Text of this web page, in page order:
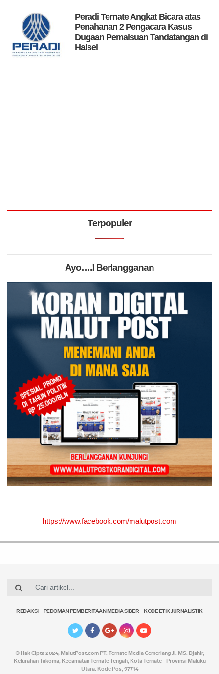
Peradi Ternate Angkat Bicara atas
Penahanan 2 Pengacara Kasus
Dugaan Pemalsuan Tandatangan di
Halsel
Terpopuler
Ayo….! Berlangganan
https://www.facebook.com/malutpost.com
REDAKSI PEDOMAN PEMBERITAAN MEDIA SIBER KODE ETIK JURNALISTIK
© Hak Cipta 2024, MalutPost.comPT. Ternate Media Cemerlang Jl. MS. Djahir,
Kelurahan Takoma, Kecamatan Ternate Tengah, Kota Ternate - Provinsi Maluku
Utara. Kode Pos; 97714